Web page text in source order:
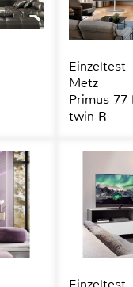
Einzeltest
Metz
Primus 77
twin R